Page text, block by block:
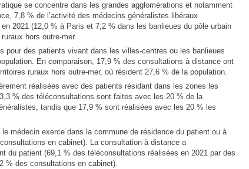
se concentre dans les grandes agglomérations et notamment
7,8 % de l’activité des médecins généralistes libéraux
2021 (12,0 % à Paris et 7,2 % dans les banlieues du pôle urbain
hors outre-mer.
pour des patients vivant dans les villes-centres ou les banlieues
En comparaison, 17,9 % des consultations à distance ont
ruraux hors outre-mer, où résident 27,6 % de la population.
réalisées avec des patients résidant dans les zones les
% des téléconsultations sont faites avec les 20 % de la
tandis que 17,9 % sont réalisées avec les 20 % les
médecin exerce dans la commune de résidence du patient ou à
en cabinet). La consultation à distance a
du patient (69,1 % des téléconsultations réalisées en 2021 par des
% des consultations en cabinet).